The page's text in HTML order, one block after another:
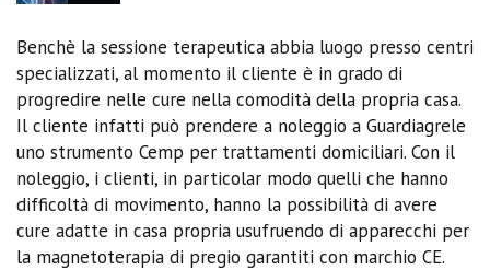
Benchè la sessione terapeutica abbia luogo presso centri
specializzati, al momento il cliente è in grado di
progredire nelle cure nella comodità della propria casa.
Il cliente infatti può prendere a noleggio a Guardiagrele
uno strumento Cemp per trattamenti domiciliari. Con il
noleggio, i clienti, in particolar modo quelli che hanno
difficoltà di movimento, hanno la possibilità di avere
cure adatte in casa propria usufruendo di apparecchi per
la magnetoterapia di pregio garantiti con marchio CE.